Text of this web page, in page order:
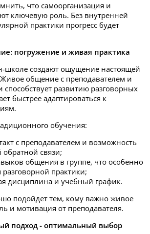
что самоорганизация и
ключевую роль. Без внутренней
практики прогресс будет
погружение и живая практика
школе создают ощущение настоящей
общение с преподавателем и
развитию разговорных
быстрее адаптироваться к
обучения:
с преподавателем и возможность
связи;
общения в группе, что особенно
разговорной практики;
дисциплина и учебный график.
подойдет тем, кому важно живое
и мотивация от преподавателя.
подход - оптимальный выбор